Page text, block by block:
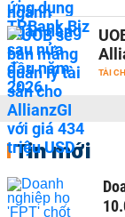
TÀI
Tin mới